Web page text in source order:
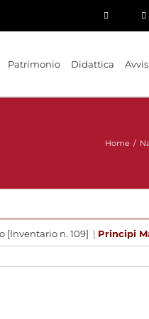
Patrimonio Didattica
Home /
[Inventario n. 109] | Principi